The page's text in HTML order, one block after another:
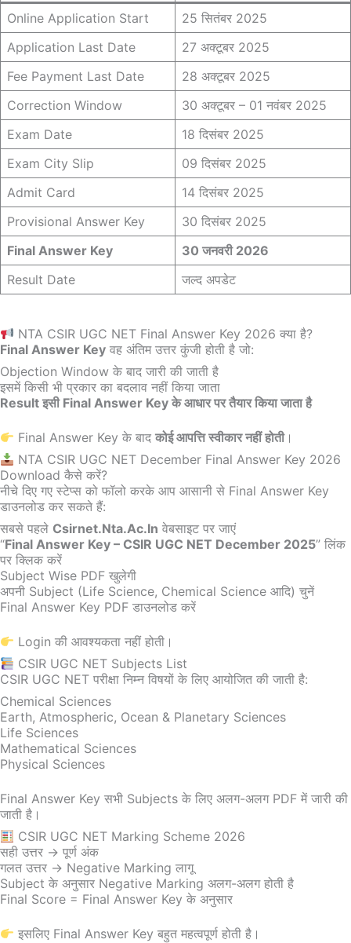
Online Application Start
25 सितंबर 2025
Application Last Date
27 अक्टूबर 2025
Fee Payment Last Date
28 अक्टूबर 2025
Correction Window
30 अक्टूबर – 01 नवंबर 2025
Exam Date
18 दिसंबर 2025
Exam City Slip
09 दिसंबर 2025
Admit Card
14 दिसंबर 2025
Provisional Answer Key
30 दिसंबर 2025
Final Answer Key
30 जनवरी 2026
Result Date
जल्द अपडेट
NTA CSIR UGC NET Final Answer Key 2026 क्या है?
Final Answer Key वह अंतिम उत्तर कुंजी होती है जो:
Objection Window के बाद जारी की जाती है
इसमें किसी भी प्रकार का बदलाव नहीं किया जाता
Result इसी Final Answer Key के आधार पर तैयार किया जाता है
Final Answer Key के बादकोई आपत्ति स्वीकार नहीं होती।
NTA CSIR UGC NET December Final Answer Key 2026
Download कैसे करें?
नीचे दिए गए स्टेप्स को फॉलो करके आप आसानी से Final Answer Key
डाउनलोड कर सकते हैं:
सबसे पहले Csirnet.nta.ac.in वेबसाइट पर जाएं
“Final Answer Key – CSIR UGC NET December 2025” लिंक
पर क्लिक करें
Subject Wise PDF खुलेगी
अपनी Subject (Life Science, Chemical Science आदि) चुनें
Final Answer Key PDF डाउनलोड करें
Login की आवश्यकता नहीं होती।
CSIR UGC NET Subjects List
CSIR UGC NET परीक्षा निम्न विषयों के लिए आयोजित की जाती है:
Chemical Sciences
Earth, Atmospheric, Ocean & Planetary Sciences
Life Sciences
Mathematical Sciences
Physical Sciences
Final Answer Key सभी Subjects के लिए अलग-अलग PDF में जारी की
जाती है।
CSIR UGC NET Marking Scheme 2026
सही उत्तर → पूर्ण अंक
गलत उत्तर → Negative Marking लागू
Subject के अनुसार Negative Marking अलग-अलग होती है
Final Score = Final Answer Key के अनुसार
इसलिए Final Answer Key बहुत महत्वपूर्ण होती है।